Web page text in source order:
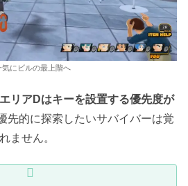
気にビルの最上階へ
リアDはキーを設置する優先度が
先的に探索したいサバイバーは覚
ません。